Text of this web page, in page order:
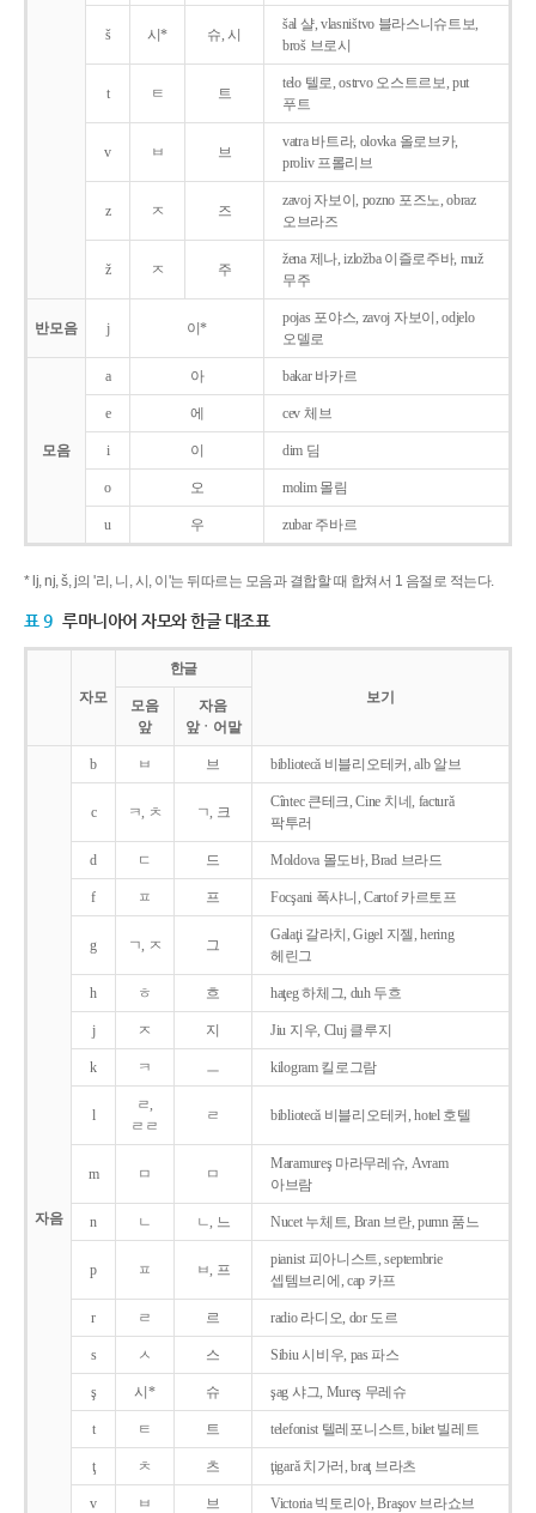
š 시* 슈, 시
šal 샬, vlasništvo 블라스니슈트보,
broš 브로시
t ㅌ 트
telo 텔로, ostrvo 오스트르보, put
푸트
v ㅂ 브
vatra 바트라, olovka 올로브카,
proliv 프롤리브
z ㅈ 즈
zavoj 자보이, pozno 포즈노, obraz
오브라즈
ž ㅈ 주
žena 제나, izložba 이즐로주바, muž
무주
반모음 j 이*
pojas 포야스, zavoj 자보이, odjelo
오델로
모음
a 아 bakar 바카르
e 에 cev 체브
i 이 dim 딤
o 오 molim 몰림
u 우 zubar 주바르
* lj, nj, š, j의 '리, 니, 시, 이'는 뒤따르는 모음과 결합할 때 합쳐서 1 음절로 적는다.
표 9 루마니아어 자모와 한글 대조표
자모
한글
보기
모음
앞
자음
앞ㆍ어말
자음
b ㅂ 브 bibliotecǎ 비블리오테커, alb 알브
c ㅋ, ㅊ ㄱ, 크
Cîntec 큰테크, Cine 치네, facturǎ
팍투러
d ㄷ 드 Moldova 몰도바, Brad 브라드
f ㅍ 프 Focşani 폭샤니, Cartof 카르토프
g ㄱ, ㅈ 그
Galaţi 갈라치, Gigel 지젤, hering
헤린그
h ㅎ 흐 haţeg 하체그, duh 두흐
j ㅈ 지 Jiu 지우, Cluj 클루지
k ㅋ ㅡ kilogram 킬로그람
l
ㄹ,
ㄹㄹ
ㄹ bibliotecǎ 비블리오테커, hotel 호텔
m ㅁ ㅁ
Maramureş 마라무레슈, Avram
아브람
n ㄴ ㄴ, 느 Nucet 누체트, Bran 브란, pumn 품느
p ㅍ ㅂ, 프
pianist 피아니스트, septembrie
셉템브리에, cap 카프
r ㄹ 르 radio 라디오, dor 도르
s ㅅ 스 Sibiu 시비우, pas 파스
ş 시* 슈 şag 샤그, Mureş 무레슈
t ㅌ 트 telefonist 텔레포니스트, bilet 빌레트
ţ ㅊ 츠 ţigarǎ 치가러, braţ 브라츠
v ㅂ 브 Victoria 빅토리아, Braşov 브라쇼브